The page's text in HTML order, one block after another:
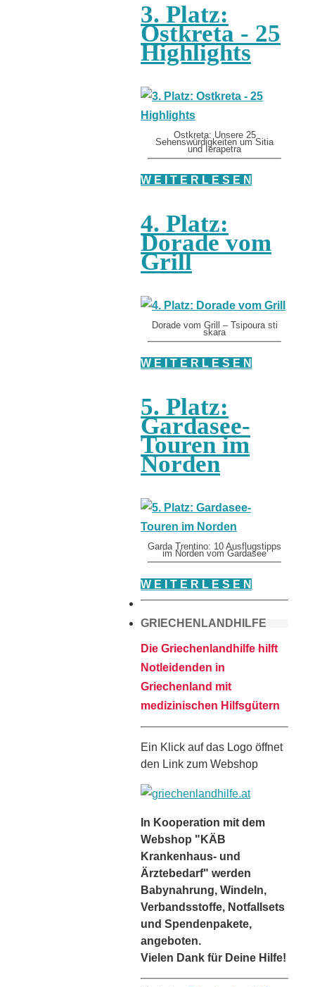
3. Platz:
Ostkreta - 25
Highlights
Ostkreta: Unsere 25
Sehenswürdigkeiten um Sitia
und Ierapetra
W E I T E R L E S E N
4. Platz:
Dorade vom
Grill
Dorade vom Grill – Tsipoura sti
skara
W E I T E R L E S E N
5. Platz:
Gardasee-
Touren im
Norden
Garda Trentino: 10 Ausflugstipps
im Norden vom Gardasee
W E I T E R L E S E N
GRIECHENLANDHILFE
Die Griechenlandhilfe hilft
Notleidenden in
Griechenland mit
medizinischen Hilfsgütern
Ein Klick auf das Logo öffnet
den Link zum Webshop
In Kooperation mit dem
Webshop "KÄB
Krankenhaus- und
Ärztebedarf" werden
Babynahrung, Windeln,
Verbandsstoffe, Notfallsets
und Spendenpakete,
angeboten.
Vielen Dank für Deine Hilfe!